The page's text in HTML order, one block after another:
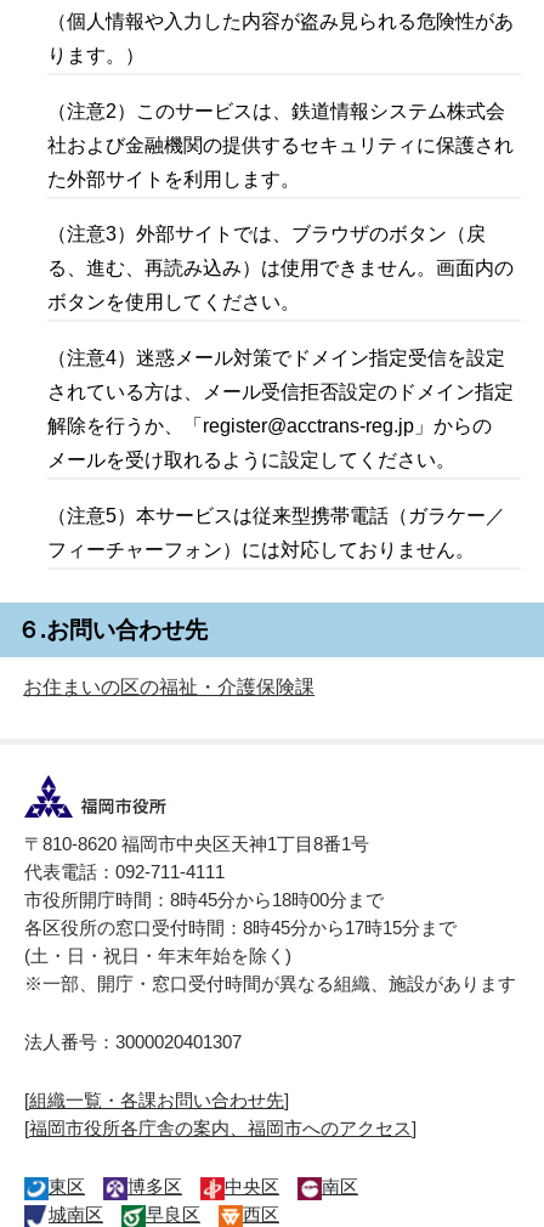
（個人情報や入力した内容が盗み見られる危険性があ
ります。）
（注意2）このサービスは、鉄道情報システム株式会
社および金融機関の提供するセキュリティに保護され
た外部サイトを利用します。
（注意3）外部サイトでは、ブラウザのボタン（戻
る、進む、再読み込み）は使用できません。画面内の
ボタンを使用してください。
（注意4）迷惑メール対策でドメイン指定受信を設定
されている方は、メール受信拒否設定のドメイン指定
解除を行うか、「register@acctrans-reg.jp」からの
メールを受け取れるように設定してください。
（注意5）本サービスは従来型携帯電話（ガラケー／
フィーチャーフォン）には対応しておりません。
６.お問い合わせ先
お住まいの区の福祉・介護保険課
〒810-8620 福岡市中央区天神1丁目8番1号
代表電話：092-711-4111
市役所開庁時間：8時45分から18時00分まで
各区役所の窓口受付時間：8時45分から17時15分まで
(土・日・祝日・年末年始を除く)
※一部、開庁・窓口受付時間が異なる組織、施設があります
法人番号：3000020401307
[組織一覧・各課お問い合わせ先]
[福岡市役所各庁舎の案内、福岡市へのアクセス]
東区 博多区 中央区
南区
城南区
早良区 西区